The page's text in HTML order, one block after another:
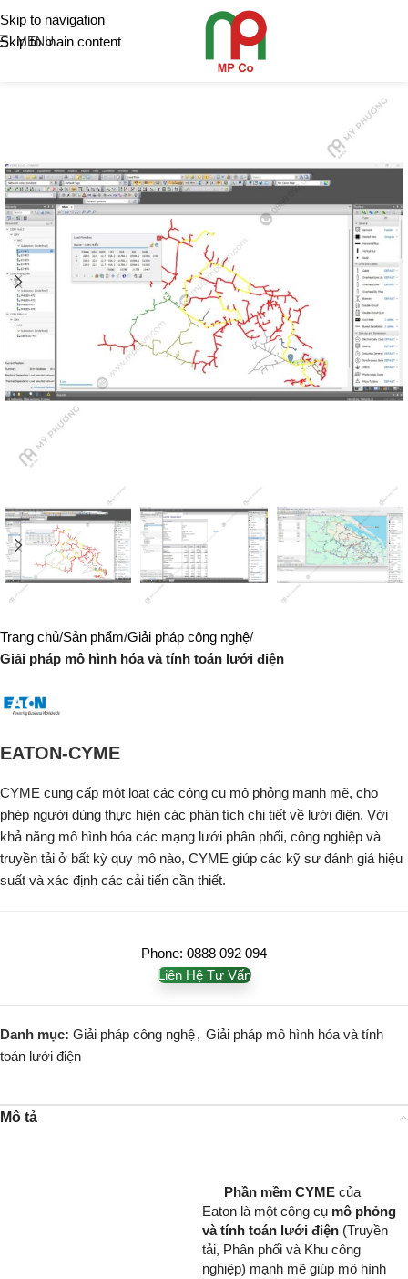
Skip to navigation
Skip to main content
MENU
Trang chủ Sản phẩm Giải pháp công nghệ
Giải pháp mô hình hóa và tính toán lưới điện
EATON-CYME
CYME cung cấp một loạt các công cụ mô phỏng mạnh mẽ, cho
phép người dùng thực hiện các phân tích chi tiết về lưới điện. Với
khả năng mô hình hóa các mạng lưới phân phối, công nghiệp và
truyền tải ở bất kỳ quy mô nào, CYME giúp các kỹ sư đánh giá hiệu
suất và xác định các cải tiến cần thiết.
Phone: 0888 092 094
Liên Hệ Tư Vấn
Danh mục: Giải pháp công nghệ, Giải pháp mô hình hóa và tính
toán lưới điện
Mô tả
Phần mềm CYME của
Eaton là một công cụ mô phỏng
và tính toán lưới điện (Truyền
tải, Phân phối và Khu công
nghiệp) mạnh mẽ giúp mô hình